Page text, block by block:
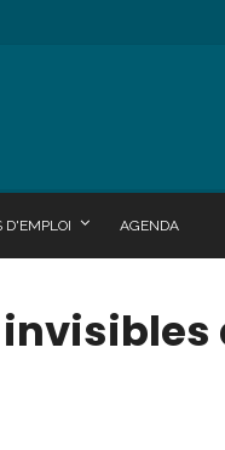
D'EMPLOI AGENDA